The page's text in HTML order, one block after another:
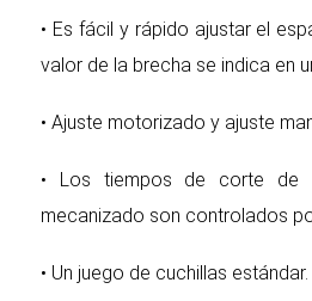
• Es fácil y rápido ajustar el
valor de la brecha se indica en
• Ajuste motorizado y ajuste
• Los tiempos de corte de
mecanizado son controlados
• Un juego de cuchillas estándar.